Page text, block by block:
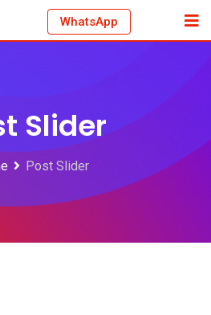
WhatsApp
Slider
Post Slider